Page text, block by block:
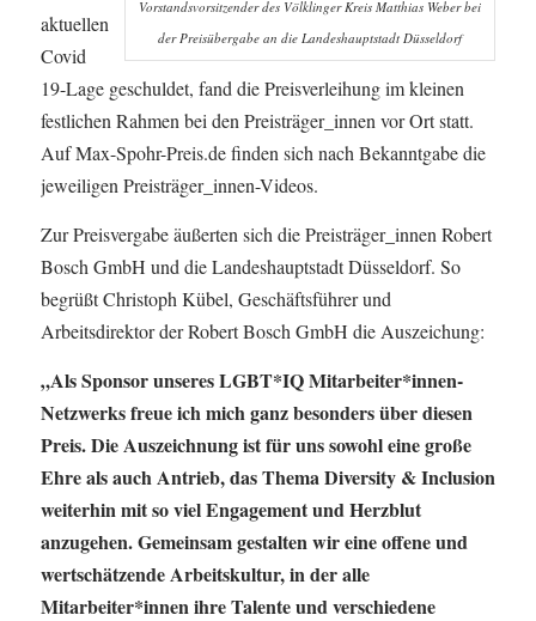
Vorstandsvorsitzender des Völklinger Kreis Matthias Weber bei
der Preisübergabe an die Landeshauptstadt Düsseldorf
aktuellen
Covid
19-Lage geschuldet, fand die Preisverleihung im kleinen
festlichen Rahmen bei den Preisträger_innen vor Ort statt.
Auf Max-Spohr-Preis.de finden sich nach Bekanntgabe die
jeweiligen Preisträger_innen-Videos.
Zur Preisvergabe äußerten sich die Preisträger_innen Robert
Bosch GmbH und die Landeshauptstadt Düsseldorf. So
begrüßt Christoph Kübel, Geschäftsführer und
Arbeitsdirektor der Robert Bosch GmbH die Auszeichung:
„Als Sponsor unseres LGBT*IQ Mitarbeiter*innen-
Netzwerks freue ich mich ganz besonders über diesen
Preis. Die Auszeichnung ist für uns sowohl eine große
Ehre als auch Antrieb, das Thema Diversity & Inclusion
weiterhin mit so viel Engagement und Herzblut
anzugehen. Gemeinsam gestalten wir eine offene und
wertschätzende Arbeitskultur, in der alle
Mitarbeiter*innen ihre Talente und verschiedene